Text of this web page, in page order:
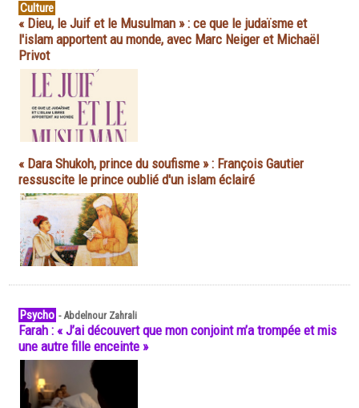
Culture
« Dieu, le Juif et le Musulman » : ce que le judaïsme et
l'islam apportent au monde, avec Marc Neiger et Michaël
Privot
« Dara Shukoh, prince du soufisme » : François Gautier
ressuscite le prince oublié d'un islam éclairé
Psycho -Abdelnour Zahrali
Farah : « J’ai découvert que mon conjoint m’a trompée et mis
une autre fille enceinte »